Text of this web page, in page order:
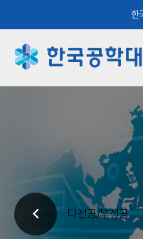
한
다전공/부전공